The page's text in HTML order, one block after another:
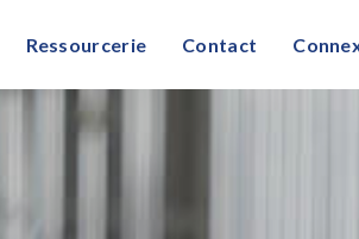
Ressourcerie Contact